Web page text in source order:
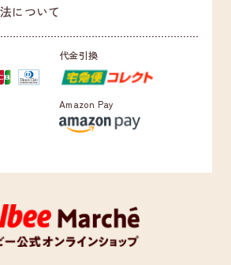
について
代金引換
Amazon Pay